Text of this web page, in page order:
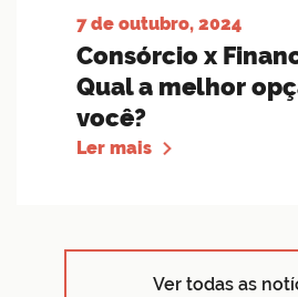
7 de outubro, 2024
Consórcio x
Qual a melhor
você?
Ler mais
Ver todas as